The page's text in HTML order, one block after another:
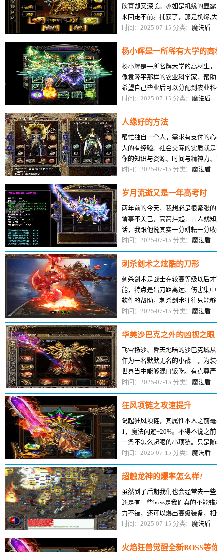
欣喜却又深长。亦如是机缘的显
来回走不前。捕获了，那是机缘,
冷酷却让人深感怎奈。有时，人
时间：2025-07-15 分类： 魔法盾
杨小辉是一所稀有大学的高
杨小辉是一所名牌大学的高材生
像袁隆平那样的农业科学家，帮
希望自己毕业后可以分配到农业
个偏僻的小山村来推广果树种植技
时间：2025-07-15 分类： 魔法盾
人缘好的方法
帮忙独自一个人，需求有支付的
人的有经验。社会交际的实质就
你的知识与资源、时间与精神力
供给价值，必须要想的起来：帮
时间：2025-07-15 分类： 魔法盾
岁月流逝又是一年高考时
两年前的今天，我想必是很紧张
谓事不关己，高高挂起，古人就
话，我跟他说其实一分耕耘一分
校，他那时候偏科英语，而我偏科
时间：2025-07-15 分类： 魔法盾
刺杀剑术之炫酷的刀形
刺杀剑术是战士在较高等级以后
能，特点是出刀距离远、伤害集
软件的帮助，刺杀剑术往往只能
2006年的辅助软件普及以后，刺
时间：2025-07-15 分类： 魔法盾
华美沙巴克之外的凶视之眼
飞雪扬沙、昏天地暗的沙巴克城
作为一名默默无名的小战士，为
世界当中能够混口饭吃、有点尊
雄厚门派龙行天下，当了其中长老
时间：2025-07-15 分类： 魔法盾
狂风项链之攻速提升
说起狂风项链，其属性本人之前
1，魔法闪避+20%。不得不说之
一条不怎么起眼的小项链。只是
这个职业当中似乎非常受欢迎与关
时间：2025-07-15 分类： 魔法盾
超触龙神的爆率怎么样?
虽然到了后期我们也会经常去一
还是有一些boss是我们真的不能
力不错，还可以爆出高级装备，
应该都知道触龙神的爆率还不错，
时间：2025-07-15 分类： 魔法盾
火焰狂兽觉醒全新BOSS等